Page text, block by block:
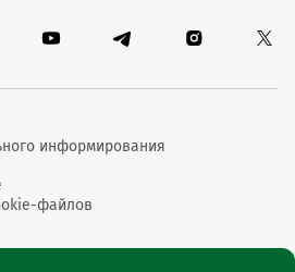
информирования
файлов